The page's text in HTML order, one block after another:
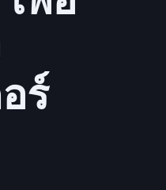
ร์